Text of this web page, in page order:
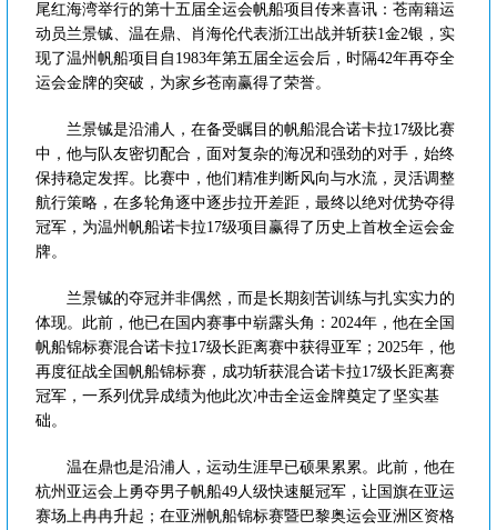
尾红海湾举行的第十五届全运会帆船项目传来喜讯：苍南籍运
动员兰景铖、温在鼎、肖海伦代表浙江出战并斩获1金2银，实
现了温州帆船项目自1983年第五届全运会后，时隔42年再夺全
运会金牌的突破，为家乡苍南赢得了荣誉。
兰景铖是沿浦人，在备受瞩目的帆船混合诺卡拉17级比赛
中，他与队友密切配合，面对复杂的海况和强劲的对手，始终
保持稳定发挥。比赛中，他们精准判断风向与水流，灵活调整
航行策略，在多轮角逐中逐步拉开差距，最终以绝对优势夺得
冠军，为温州帆船诺卡拉17级项目赢得了历史上首枚全运会金
牌。
兰景铖的夺冠并非偶然，而是长期刻苦训练与扎实实力的
体现。此前，他已在国内赛事中崭露头角：2024年，他在全国
帆船锦标赛混合诺卡拉17级长距离赛中获得亚军；2025年，他
再度征战全国帆船锦标赛，成功斩获混合诺卡拉17级长距离赛
冠军，一系列优异成绩为他此次冲击全运金牌奠定了坚实基
础。
温在鼎也是沿浦人，运动生涯早已硕果累累。此前，他在
杭州亚运会上勇夺男子帆船49人级快速艇冠军，让国旗在亚运
赛场上冉冉升起；在亚洲帆船锦标赛暨巴黎奥运会亚洲区资格